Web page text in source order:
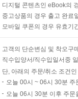
디지털 콘텐츠인 eBook의
중고상품의 경우 출고 완료
모바일 쿠폰의 경우 유효기
고객의 단순변심 및 착오구
직수입양서/직수입일서중
단, 아래의 주문/취소 조건
오늘 00시 ~ 06시 30분
오늘 06시 30분 이후 주